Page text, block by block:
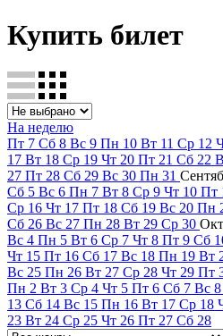
Купить билет
На неделю
Пт 7 Сб 8 Вс 9 Пн 10 Вт 11 Ср 12
17 Вт 18 Ср 19 Чт 20 Пт 21 Сб 22
27 Пт 28 Сб 29 Вс 30 Пн 31
Сб 5 Вс 6 Пн 7 Вт 8 Ср 9 Чт 10 Пт
Ср 16 Чт 17 Пт 18 Сб 19 Вс 20 Пн
Сб 26 Вс 27 Пн 28 Вт 29 Ср 30
Вс 4 Пн 5 Вт 6 Ср 7 Чт 8 Пт 9 Сб
Чт 15 Пт 16 Сб 17 Вс 18 Пн 19 Вт
Вс 25 Пн 26 Вт 27 Ср 28 Чт 29 Пт
Пн 2 Вт 3 Ср 4 Чт 5 Пт 6 Сб 7 Вс 8
13 Сб 14 Вс 15 Пн 16 Вт 17 Ср 18
23 Вт 24 Ср 25 Чт 26 Пт 27 Сб 28